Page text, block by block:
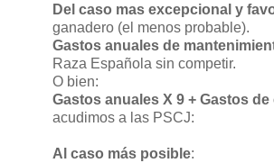
Del caso mas excepcional y
ganadero (el menos probable).
Gastos anuales de
Raza Española sin competir.
O bien:
Gastos anuales X 9 + Gastos
acudimos a las PSCJ:
Al caso más posible: